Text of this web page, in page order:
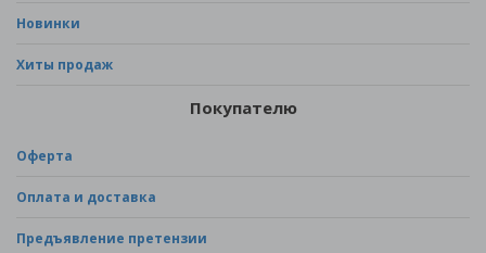
Новинки
Хиты продаж
Покупателю
Оферта
Оплата и доставка
Предъявление претензии